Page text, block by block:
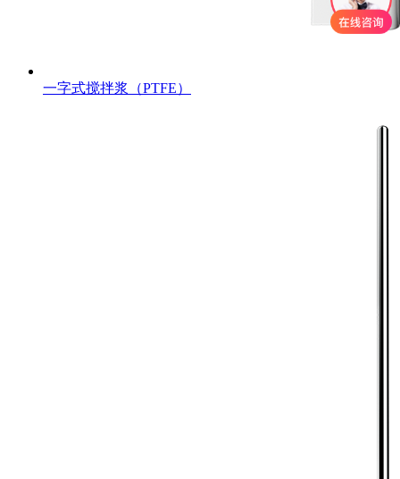
一字式搅拌浆（PTFE）